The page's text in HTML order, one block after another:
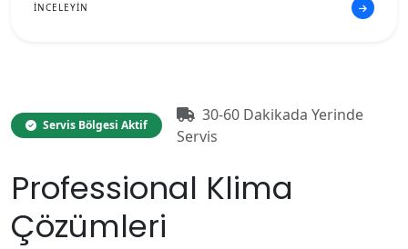
İNCELEYİN
Servis Bölgesi Aktif
30-60 Dakikada Yerinde
Servis
Professional Klima
Çözümleri